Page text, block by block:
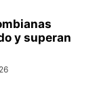
y superan